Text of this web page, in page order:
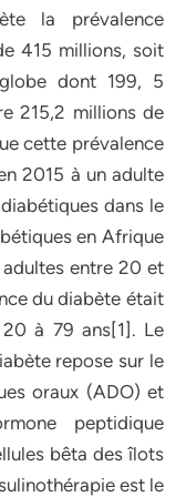
la prévalence
415 millions, soit
dont 199, 5
215,2 millions de
cette prévalence
2015 à un adulte
dans le
en Afrique
entre 20 et
du diabète était
à 79 ans[1]. Le
repose sur le
oraux (ADO) et
peptidique
bêta des îlots
est le